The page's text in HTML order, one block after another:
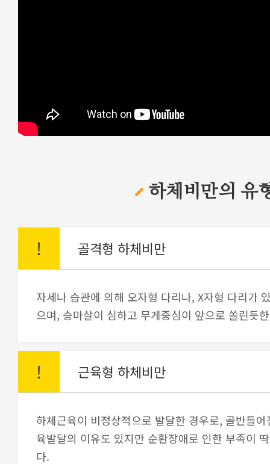
하체비만의 유
! 골격형 하체비만
자세나 습관에 의해 오자형 다리나, X자형 다리가
으며, 승마살이 심하고 무게중심이 앞으로 쏠린듯
! 근육형 하체비만
하체근육이 비정상적으로 발달한 경우로, 골반틀
육발달의 이유도 있지만 순환장애로 인한 부족이
다.